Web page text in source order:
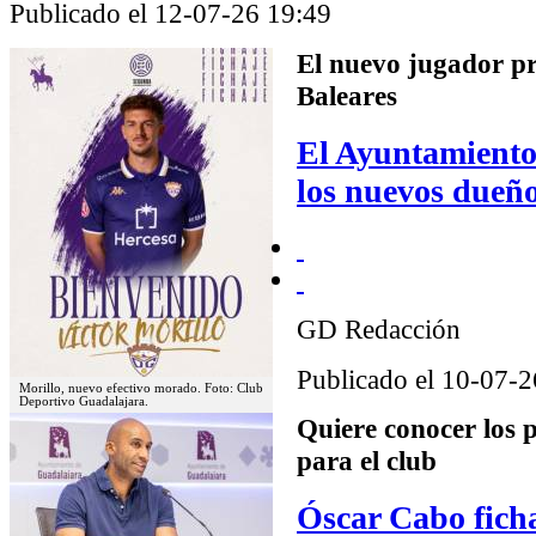
Publicado el 12-07-26 19:49
Morillo, nuevo efectivo morado. Foto: Club
Deportivo Guadalajara.
El nuevo jugador
Baleares
El
los nuevos
GD Redacción
Publicado el 10-07-
Quiere conocer los
para el club
Óscar Cabo